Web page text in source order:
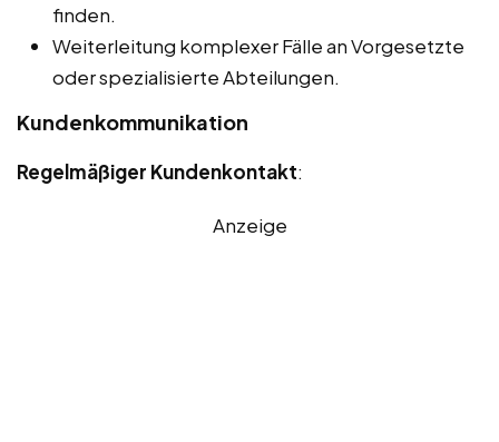
finden.
Weiterleitung komplexer Fälle an Vorgesetzte
oder spezialisierte Abteilungen.
Kundenkommunikation
Regelmäßiger Kundenkontakt:
Anzeige